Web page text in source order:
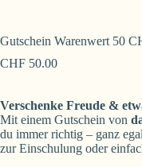
Gutschein Warenwert 50
CHF 50.00
Verschenke Freude &
Mit einem Gutschein von
du immer richtig – ganz
zur Einschulung oder